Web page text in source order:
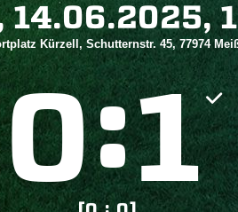

Kürzell, Schutternstr. 45, 77974
: